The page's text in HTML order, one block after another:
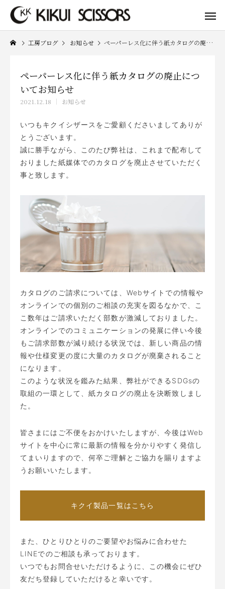
工房ブログ お知らせ ペーパーレス化に伴う紙カタログの廃止についてお知らせ
ペーパーレス化に伴う紙カタログの廃止につ
いてお知らせ
2021.12.18 お知らせ
いつもキクイシザースをご愛顧くださいましてありが
とうございます。
誠に勝手ながら、このたび弊社は、これまで配布して
おりました紙媒体でのカタログを廃止させていただく
事と致します。
カタログのご請求については、Webサイトでの情報や
オンラインでの個別のご相談の充実を図るなかで、こ
こ数年はご請求いただく部数が激減しておりました。
オンラインでのコミュニケーションの発展に伴い今後
もご請求部数が減り続ける状況では、新しい商品の情
報や仕様変更の度に大量のカタログが廃棄されること
になります。
このような状況を鑑みた結果、弊社ができるSDGsの
取組の一環として、紙カタログの廃止を決断致しまし
た。
皆さまにはご不便をおかけいたしますが、今後はWeb
サイトを中心に常に最新の情報を分かりやすく発信し
てまいりますので、何卒ご理解とご協力を賜りますよ
うお願いいたします。
キクイ製品一覧はこちら
また、ひとりひとりのご要望やお悩みに合わせた
LINEでのご相談も承っております。
いつでもお問合せいただけるように、この機会にぜひ
友だち登録していただけると幸いです。